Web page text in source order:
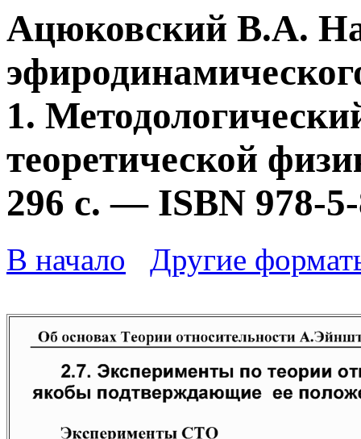
Ацюковский В.А.
1.
теоретической
296 с. — ISBN 978-
В начало Другие